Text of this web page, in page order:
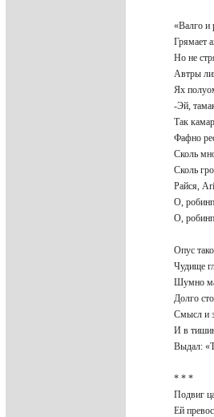
«Валго
Грямает
Но не
Автры
Ях
-Эй,
Так
Фафно
Сколь
Сколь
Райся,
О,
О,
Опус
Чудище
Шумно
Долго
Смысл и
И в
Выдал:
* * *
Подвиг
Ей